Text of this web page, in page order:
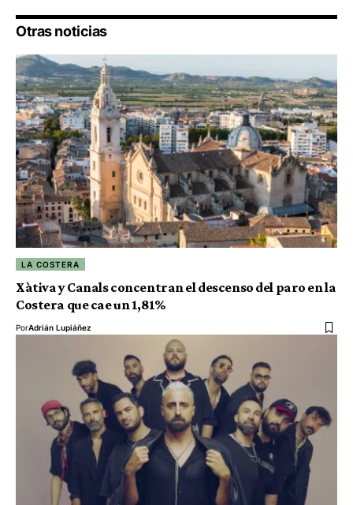
Otras noticias
LA COSTERA
Xàtiva y Canals concentran el descenso del paro en la
Costera que cae un 1,81%
PorAdrián Lupiáñez